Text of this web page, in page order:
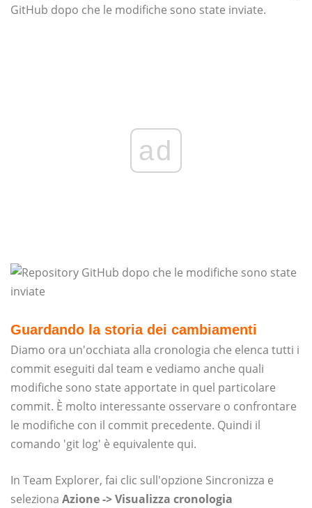
GitHub dopo che le modifiche sono state inviate.
ad
Guardando la storia dei cambiamenti
Diamo ora un'occhiata alla cronologia che elenca tutti i
commit eseguiti dal team e vediamo anche quali
modifiche sono state apportate in quel particolare
commit. È molto interessante osservare o confrontare
le modifiche con il commit precedente. Quindi il
comando 'git log' è equivalente qui.
In Team Explorer, fai clic sull'opzione Sincronizza e
seleziona Azione -> Visualizza cronologia